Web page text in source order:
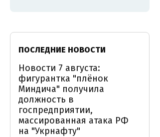
ПОСЛЕДНИЕ НОВОСТИ
Новости 7 августа:
фигурантка "плёнок
Миндича" получила
должность в
госпредприятии,
массированная атака РФ
на "Укрнафту"